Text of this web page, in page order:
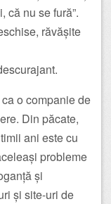
că nu se fură”.
răvășite
o companie de
Din păcate,
ani este cu
probleme
și
și site-uri de